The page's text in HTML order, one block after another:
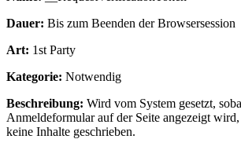
Dauer: Bis zum Beenden der Browsersession
Art: 1st Party
Kategorie: Notwendig
Beschreibung: Wird vom System gesetzt,
Anmeldeformular auf der Seite angezeigt
keine Inhalte geschrieben.